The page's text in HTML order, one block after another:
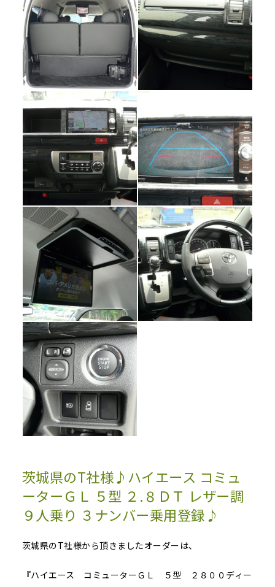
茨城県のT社様♪ハイエース コミュ
ーターＧＬ ５型 ２.８ＤＴ レザー調
９人乗り ３ナンバー乗用登録♪
茨城県のT社様から頂きましたオーダーは、
『ハイエース コミューターＧＬ ５型 ２８００ディー